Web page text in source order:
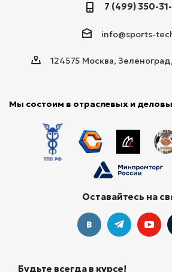
7 (499) 350-
info@sports-
124575 Москва,
Мы состоим в отраслевых и
Оставайтесь на
Будьте всегда в курсе!